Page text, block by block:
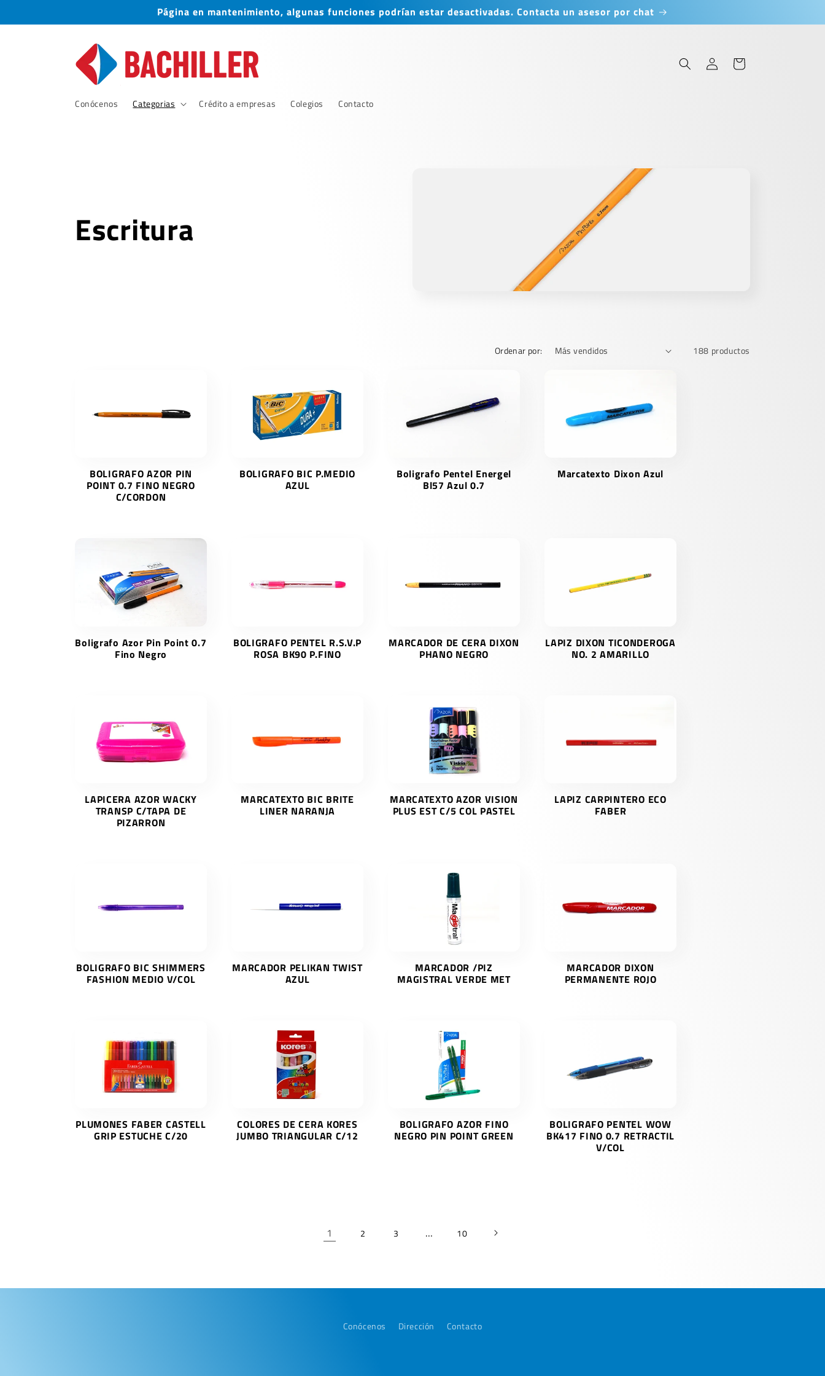
al contenido
Página en mantenimiento, algunas funciones podrían estar desactivadas. Contacta un asesor por chat
Conócenos Categorias Crédito a empresas Colegios Contacto
Iniciar
sesión
Carrito
C
ó
Escritura
Ordenar por: 188 productos
BOLIGRAFO AZOR PIN
POINT 0.7 FINO NEGRO
C/CORDON
BOLIGRAFO BIC P.MEDIO
AZUL
Boligrafo Pentel Energel
Bl57 Azul 0.7
Marcatexto Dixon Azul
Boligrafo Azor Pin Point 0.7
Fino Negro
BOLIGRAFO PENTEL R.S.V.P
ROSA BK90 P.FINO
MARCADOR DE CERA DIXON
PHANO NEGRO
LAPIZ DIXON TICONDEROGA
NO. 2 AMARILLO
LAPICERA AZOR WACKY
TRANSP C/TAPA DE
PIZARRON
MARCATEXTO BIC BRITE
LINER NARANJA
MARCATEXTO AZOR VISION
PLUS EST C/5 COL PASTEL
LAPIZ CARPINTERO ECO
FABER
BOLIGRAFO BIC SHIMMERS
FASHION MEDIO V/COL
MARCADOR PELIKAN TWIST
AZUL
MARCADOR /PIZ
MAGISTRAL VERDE MET
MARCADOR DIXON
PERMANENTE ROJO
PLUMONES FABER CASTELL
GRIP ESTUCHE C/20
COLORES DE CERA KORES
JUMBO TRIANGULAR C/12
BOLIGRAFO AZOR FINO
NEGRO PIN POINT GREEN
BOLIGRAFO PENTEL WOW
BK417 FINO 0.7 RETRACTIL
V/COL
1 2 3 … 10
Conócenos Dirección Contacto